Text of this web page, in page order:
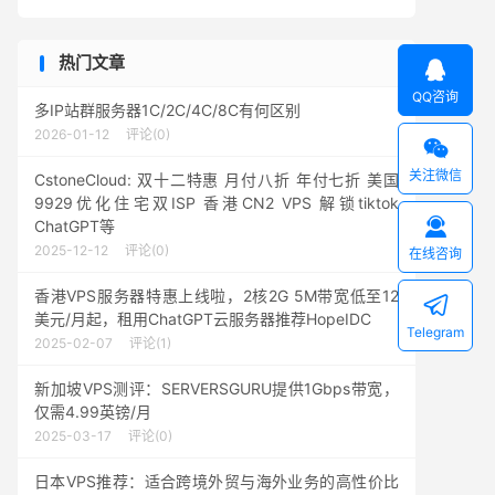
热门文章
多IP站群服务器1C/2C/4C/8C有何区别
2026-01-12 评论(0)
CstoneCloud: 双十二特惠 月付八折 年付七折 美国
9929优化住宅双ISP 香港CN2 VPS 解锁tiktok
ChatGPT等
2025-12-12 评论(0)
香港VPS服务器特惠上线啦，2核2G 5M带宽低至12
美元/月起，租用ChatGPT云服务器推荐HopeIDC
2025-02-07 评论(1)
新加坡VPS测评：SERVERSGURU提供1Gbps带宽，
仅需4.99英镑/月
2025-03-17 评论(0)
日本VPS推荐：适合跨境外贸与海外业务的高性价比

QQ咨询

关注微信

在线咨询

Telegram